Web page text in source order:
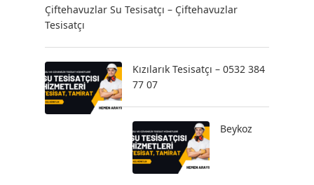
Çiftehavuzlar Su Tesisatçı – Çiftehavuzlar
Tesisatçı
Kızılarık Tesisatçı – 0532 384
77 07
Beykoz